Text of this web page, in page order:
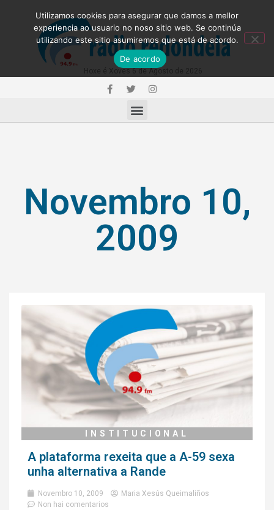
Novembro 10,
2009
INSTITUCIONAL
A plataforma rexeita que a A-59 sexa
unha alternativa a Rande
Novembro 10, 2009
Maria Xesús Queimaliños
Non hai comentarios
Utilizamos cookies para asegurar que damos a mellor
experiencia ao usuario no noso sitio web. Se continúa
utilizando este sitio asumiremos que está de acordo.
De acordo